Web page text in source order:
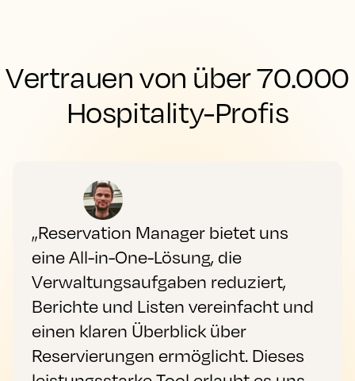
Vertrauen von über 70.000
Hospitality-Profis
„Reservation Manager bietet uns
eine All-in-One-Lösung, die
Verwaltungsaufgaben reduziert,
Berichte und Listen vereinfacht und
einen klaren Überblick über
Reservierungen ermöglicht. Dieses